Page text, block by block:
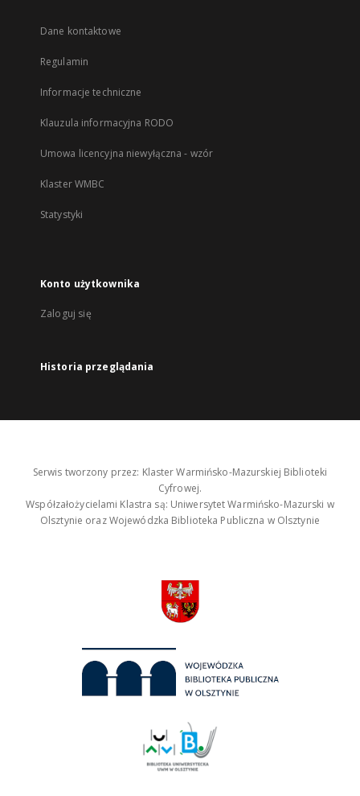
Dane kontaktowe
Regulamin
Informacje techniczne
Klauzula informacyjna RODO
Umowa licencyjna niewyłączna - wzór
Klaster WMBC
Statystyki
Konto użytkownika
Zaloguj się
Historia przeglądania
Serwis tworzony przez: Klaster Warmińsko-Mazurskiej Biblioteki
Cyfrowej.
Współzałożycielami Klastra są: Uniwersytet Warmińsko-Mazurski w
Olsztynie oraz Wojewódzka Biblioteka Publiczna w Olsztynie